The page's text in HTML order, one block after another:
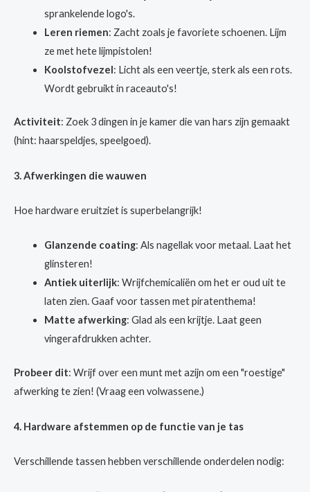
sprankelende logo's.
Leren riemen: Zacht zoals je favoriete schoenen. Lijm
ze met hete lijmpistolen!
Koolstofvezel: Licht als een veertje, sterk als een rots.
Wordt gebruikt in raceauto's!
Activiteit: Zoek 3 dingen in je kamer die van hars zijn gemaakt
(hint: haarspeldjes, speelgoed).
3. Afwerkingen die wauwen
Hoe hardware eruitziet is superbelangrijk!
Glanzende coating: Als nagellak voor metaal. Laat het
glinsteren!
Antiek uiterlijk: Wrijfchemicaliën om het er oud uit te
laten zien. Gaaf voor tassen met piratenthema!
Matte afwerking: Glad als een krijtje. Laat geen
vingerafdrukken achter.
Probeer dit: Wrijf over een munt met azijn om een "roestige"
afwerking te zien! (Vraag een volwassene.)
4. Hardware afstemmen op de functie van je tas
Verschillende tassen hebben verschillende onderdelen nodig: